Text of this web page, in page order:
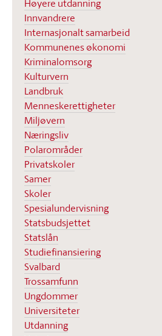
Høyere utdanning
Innvandrere
Internasjonalt samarbeid
Kommunenes økonomi
Kriminalomsorg
Kulturvern
Landbruk
Menneskerettigheter
Miljøvern
Næringsliv
Polarområder
Privatskoler
Samer
Skoler
Spesialundervisning
Statsbudsjettet
Statslån
Studiefinansiering
Svalbard
Trossamfunn
Ungdommer
Universiteter
Utdanning